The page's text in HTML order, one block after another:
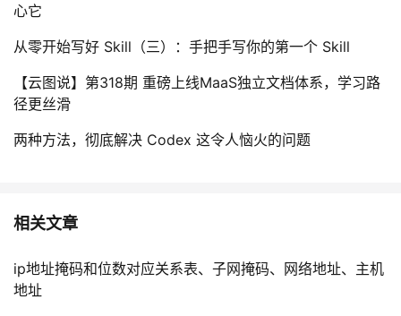
心它
从零开始写好 Skill（三）：手把手写你的第一个 Skill
【云图说】第318期 重磅上线MaaS独立文档体系，学习路
径更丝滑
两种方法，彻底解决 Codex 这令人恼火的问题
相关文章
ip地址掩码和位数对应关系表、子网掩码、网络地址、主机
地址